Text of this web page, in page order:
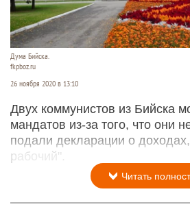
Дума Бийска.
fkpboz.ru
26 ноября 2020 в 13:10
Двух коммунистов из Бийска
мандатов из-за того, что они
подали декларации о доходах,
рабочий".
Читать